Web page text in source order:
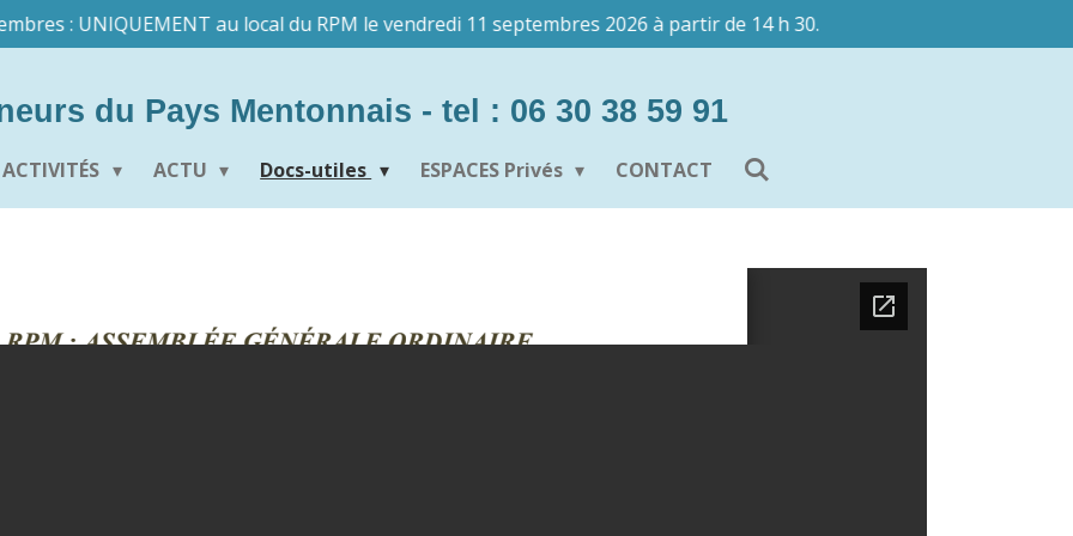
: UNIQUEMENT au local du RPM le vendredi 11 septembres 2026 à partir de 14 h 30.
du Pays Mentonnais - tel : 06 30 38 59 91
ACTIVITÉS ACTU Docs-utiles ESPACES Privés CONTACT